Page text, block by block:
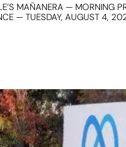
MAÑANERA — MORNING
— TUESDAY, AUGUST 4,